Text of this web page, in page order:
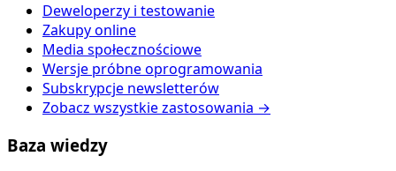
Deweloperzy i testowanie
Zakupy online
Media społecznościowe
Wersje próbne oprogramowania
Subskrypcje newsletterów
Zobacz wszystkie zastosowania →
Baza wiedzy